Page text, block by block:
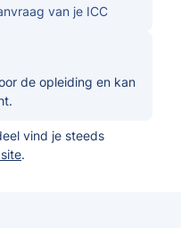
van je ICC
de opleiding en kan
vind je steeds
.